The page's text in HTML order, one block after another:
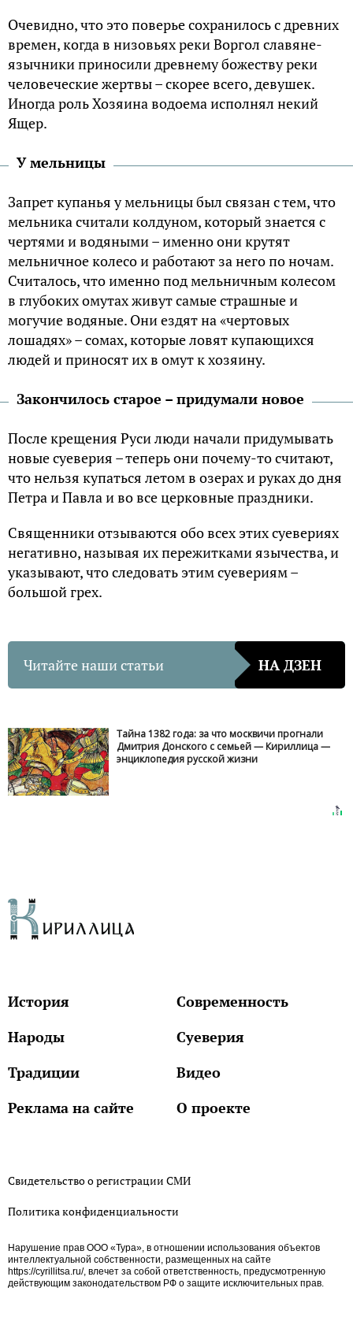
Очевидно, что это поверье сохранилось с древних
времен, когда в низовьях реки Воргол славяне-
язычники приносили древнему божеству реки
человеческие жертвы – скорее всего, девушек.
Иногда роль Хозяина водоема исполнял некий
Ящер.
У мельницы
Запрет купанья у мельницы был связан с тем, что
мельника считали колдуном, который знается с
чертями и водяными – именно они крутят
мельничное колесо и работают за него по ночам.
Считалось, что именно под мельничным колесом
в глубоких омутах живут самые страшные и
могучие водяные. Они ездят на «чертовых
лошадях» – сомах, которые ловят купающихся
людей и приносят их в омут к хозяину.
Закончилось старое – придумали новое
После крещения Руси люди начали придумывать
новые суеверия – теперь они почему-то считают,
что нельзя купаться летом в озерах и руках до дня
Петра и Павла и во все церковные праздники.
Священники отзываются обо всех этих суевериях
негативно, называя их пережитками язычества, и
указывают, что следовать этим суевериям –
большой грех.
Читайте наши статьи НА ДЗЕН
Тайна 1382 года: за что москвичи прогнали
Дмитрия Донского с семьей — Кириллица —
энциклопедия русской жизни
История
Современность
Народы
Суеверия
Традиции
Видео
Реклама на сайте
О проекте
Свидетельство о регистрации СМИ
Политика конфиденциальности
Нарушение прав ООО «Тура», в отношении использования объектов
интеллектуальной собственности, размещенных на сайте
https://cyrillitsa.ru/, влечет за собой ответственность, предусмотренную
действующим законодательством РФ о защите исключительных прав.